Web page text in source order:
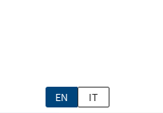
EN IT